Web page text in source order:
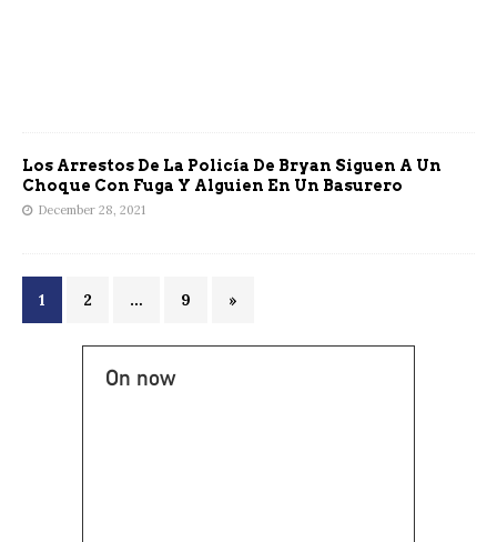
Los Arrestos De La Policía De Bryan Siguen A Un
Choque Con Fuga Y Alguien En Un Basurero
December 28, 2021
1 2 … 9 »
On now